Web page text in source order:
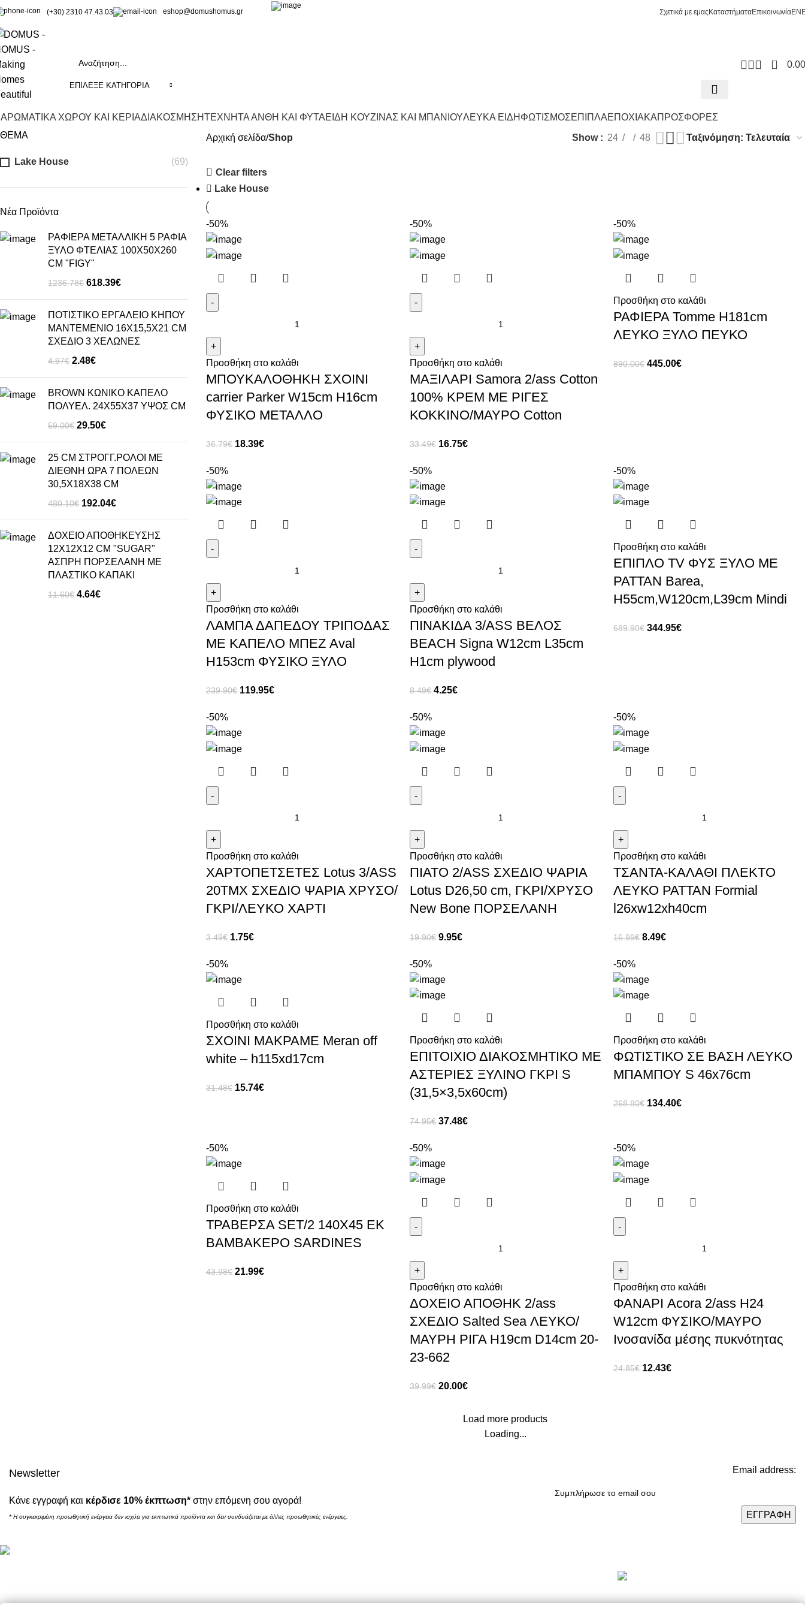
(+30) 2310 47.43.03 eshop@domushomus.gr Σχετικά με εμας ΚαταστήματαΕπικοινωνίαEN
ΕΠΊΛΕΞΕ ΚΑΤΗΓΟΡΊΑ
0 0.00
ΑΡΩΜΑΤΙΚΑ ΧΩΡΟΥ ΚΑΙ ΚΕΡΙΑΔΙΑΚΟΣΜΗΣΗΤΕΧΝΗΤΑ ΑΝΘΗ ΚΑΙ ΦΥΤΑΕΙΔΗ ΚΟΥΖΙΝΑΣ ΚΑΙ ΜΠΑΝΙΟΥΛΕΥΚΑ ΕΙΔΗ ΦΩΤΙΣΜΟΣΕΠΙΠΛΑΕΠΟΧΙΑΚΑΠΡΟΣΦΟΡΕΣ
ΘΕΜΑ
Lake House (69)
Νέα Προϊόντα
ΡΑΦΙΕΡΑ ΜΕΤΑΛΛΙΚΗ 5 ΡΑΦΙΑ
ΞΥΛΟ ΦΤΕΛΙΑΣ 100Χ50Χ260
CM "FIGY"
1236.78€ 618.39€
ΠΟΤΙΣΤΙΚΟ ΕΡΓΑΛΕΙΟ ΚΗΠΟΥ
ΜΑΝΤΕΜΕΝΙΟ 16Χ15,5Χ21 CM
ΣΧΕΔΙΟ 3 ΧΕΛΩΝΕΣ
4.97€ 2.48€
BROWN ΚΩΝΙΚΟ ΚΑΠΕΛΟ
ΠΟΛΥΕΛ. 24X55X37 ΥΨΟΣ CM
59.00€ 29.50€
25 CM ΣΤΡΟΓΓ.ΡΟΛΟΙ ΜΕ
ΔΙΕΘΝΗ ΩΡΑ 7 ΠΟΛΕΩΝ
30,5X18X38 CM
480.10€ 192.04€
ΔΟΧΕΙΟ ΑΠΟΘΗΚΕΥΣΗΣ
12X12X12 CM "SUGAR"
ΑΣΠΡΗ ΠΟΡΣΕΛΑΝΗ ΜΕ
ΠΛΑΣΤΙΚΟ ΚΑΠΑΚΙ
11.60€ 4.64€
Αρχική σελίδα Shop Show 24 48
Clear filters
Lake House
-50%
Προσθήκη στο καλάθι
ΜΠΟΥΚΑΛΟΘΗΚΗ ΣΧΟΙΝΙ
carrier Parker W15cm H16cm
ΦΥΣΙΚΟ ΜΕΤΑΛΛΟ
36.79€ 18.39€
-50%
Προσθήκη στο καλάθι
ΜΑΞΙΛΑΡΙ Samora 2/ass Cotton
100% ΚΡΕΜ ΜΕ ΡΙΓΕΣ
ΚΟΚΚΙΝΟ/ΜΑΥΡΟ Cotton
33.49€ 16.75€
-50%
Προσθήκη στο καλάθι
ΡΑΦΙΕΡΑ Tomme H181cm
ΛΕΥΚΟ ΞΥΛΟ ΠΕΥΚΟ
890.00€ 445.00€
-50%
Προσθήκη στο καλάθι
ΛΑΜΠΑ ΔΑΠΕΔΟΥ ΤΡΙΠΟΔΑΣ
ΜΕ ΚΑΠΕΛΟ ΜΠΕΖ Aval
Η153cm ΦΥΣΙΚΟ ΞΥΛΟ
239.90€ 119.95€
-50%
Προσθήκη στο καλάθι
ΠΙΝΑΚΙΔΑ 3/ASS ΒΕΛΟΣ
BEACH Signa W12cm L35cm
H1cm plywood
8.49€ 4.25€
-50%
Προσθήκη στο καλάθι
ΕΠΙΠΛΟ TV ΦΥΣ ΞΥΛΟ ΜΕ
ΡΑΤΤΑΝ Barea,
H55cm,W120cm,L39cm Mindi
689.90€ 344.95€
-50%
Προσθήκη στο καλάθι
ΧΑΡΤΟΠΕΤΣΕΤΕΣ Lotus 3/ASS
20ΤΜΧ ΣΧΕΔΙΟ ΨΑΡΙΑ ΧΡΥΣΟ/
ΓΚΡΙ/ΛΕΥΚΟ ΧΑΡΤΙ
3.49€ 1.75€
-50%
Προσθήκη στο καλάθι
ΠΙΑΤΟ 2/ASS ΣΧΕΔΙΟ ΨΑΡΙΑ
Lotus D26,50 cm, ΓΚΡΙ/ΧΡΥΣΟ
New Bone ΠΟΡΣΕΛΑΝΗ
19.90€ 9.95€
-50%
Προσθήκη στο καλάθι
ΤΣΑΝΤΑ-ΚΑΛΑΘΙ ΠΛΕΚΤΟ
ΛΕΥΚΟ ΡΑΤΤΑΝ Formial
l26xw12xh40cm
16.99€ 8.49€
-50%
Προσθήκη στο καλάθι
ΣΧΟΙΝΙ ΜΑΚΡΑΜΕ Meran off
white – h115xd17cm
31.48€ 15.74€
-50%
Προσθήκη στο καλάθι
ΕΠΙΤΟΙΧΙΟ ΔΙΑΚΟΣΜΗΤΙΚΟ ΜΕ
ΑΣΤΕΡΙΕΣ ΞΥΛΙΝΟ ΓΚΡΙ S
(31,5×3,5x60cm)
74.95€ 37.48€
-50%
Προσθήκη στο καλάθι
ΦΩΤΙΣΤΙΚΟ ΣΕ ΒΑΣΗ ΛΕΥΚΟ
ΜΠΑΜΠΟΥ S 46x76cm
268.80€ 134.40€
-50%
Προσθήκη στο καλάθι
ΤΡΑΒΕΡΣΑ SET/2 140Χ45 ΕΚ
ΒΑΜΒΑΚΕΡΟ SΑRDΙΝΕS
43.98€ 21.99€
-50%
Προσθήκη στο καλάθι
ΔΟΧΕΙΟ ΑΠΟΘΗΚ 2/ass
ΣΧΕΔΙΟ Salted Sea ΛΕΥΚΟ/
ΜΑΥΡΗ ΡΙΓΑ H19cm D14cm 20-
23-662
39.99€ 20.00€
-50%
Προσθήκη στο καλάθι
ΦΑΝΑΡΙ Acora 2/ass H24
W12cm ΦΥΣΙΚΟ/ΜΑΥΡΟ
Ινοσανίδα μέσης πυκνότητας
24.85€ 12.43€
Load more products
Loading...
Newsletter
Κάνε εγγραφή και κέρδισε 10% έκπτωση* στην επόμενη σου αγορά!
* Η συγκεκριμένη προωθητική ενέργεια δεν ισχύει για εκπτωτικά προϊόντα και δεν συνδυάζεται με άλλες προωθητικές ενέργειες.
Email address: